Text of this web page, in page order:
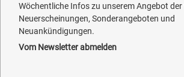
Wöchentliche Infos zu unserem Angebot der
Neuerscheinungen, Sonderangeboten und
Neuankündigungen.
Vom Newsletter abmelden